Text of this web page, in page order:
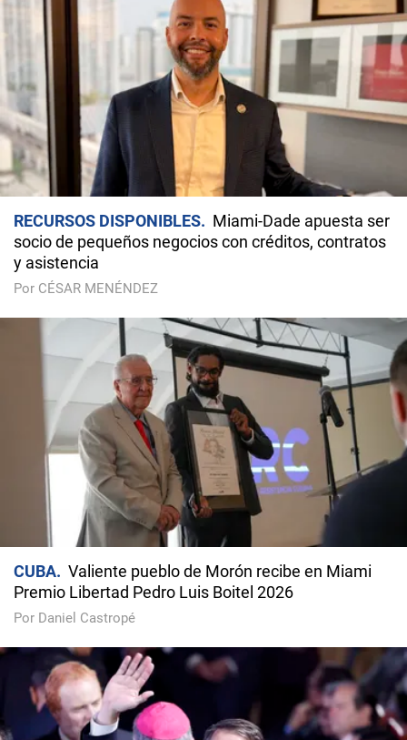
RECURSOS DISPONIBLES
Miami-Dade apuesta ser
socio de pequeños negocios con créditos, contratos
y asistencia
Por CÉSAR MENÉNDEZ
CUBA
Valiente pueblo de Morón recibe en Miami
Premio Libertad Pedro Luis Boitel 2026
Por Daniel Castropé